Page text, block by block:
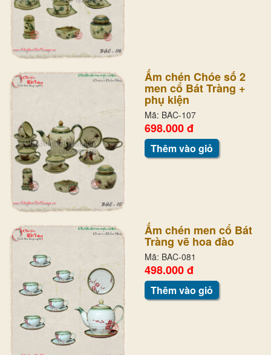
Ấm chén Chóe số 2
men cổ Bát Tràng +
phụ kiện
Mã: BAC-107
698.000 đ
Thêm vào giỏ
Ấm chén men cổ Bát
Tràng vẽ hoa đào
Mã: BAC-081
498.000 đ
Thêm vào giỏ